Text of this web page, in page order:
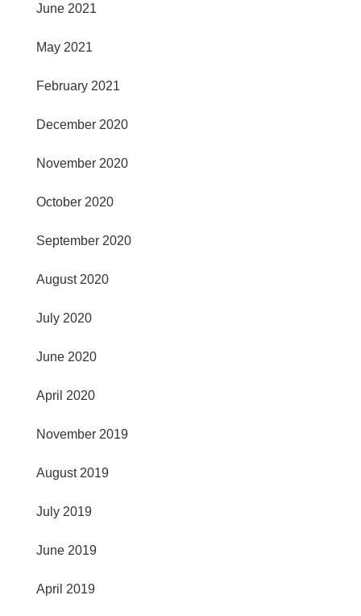
June 2021
May 2021
February 2021
December 2020
November 2020
October 2020
September 2020
August 2020
July 2020
June 2020
April 2020
November 2019
August 2019
July 2019
June 2019
April 2019